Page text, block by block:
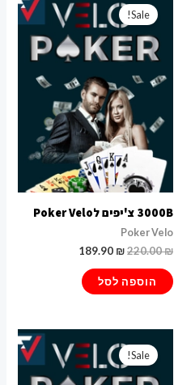
Sale!
3000B צ'יפים לPoker Velo
Poker Velo
220.00₪
המקורי
היה:
220.00 ₪.
189.90 ₪
הנוכחי
הוא:
189.90 ₪.
הוספה לסל
Sale!
המקורי
היה:
460.00 ₪.
הנוכחי
הוא:
399.90 ₪.